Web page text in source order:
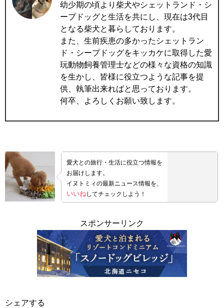
幼少期の頃より柴犬やシェットランド・シ
ープドッグと生活を共にし、現在は3代目
となる柴犬と暮らしております。
また、生前疾患の多かったシェットラン
ド・シープドッグをキッカケに取得した愛
玩動物飼養管理士などの様々な資格の知識
を生かし、皆様に役立つような記事を提
供、執筆出来ればと思っております。
何卒、よろしくお願い致します。
愛犬との旅行・生活に役立つ情報を
お届けします。
イヌトミィの最新ニュース情報を、
いいねしてチェックしよう！
スポンサーリンク
シェアする